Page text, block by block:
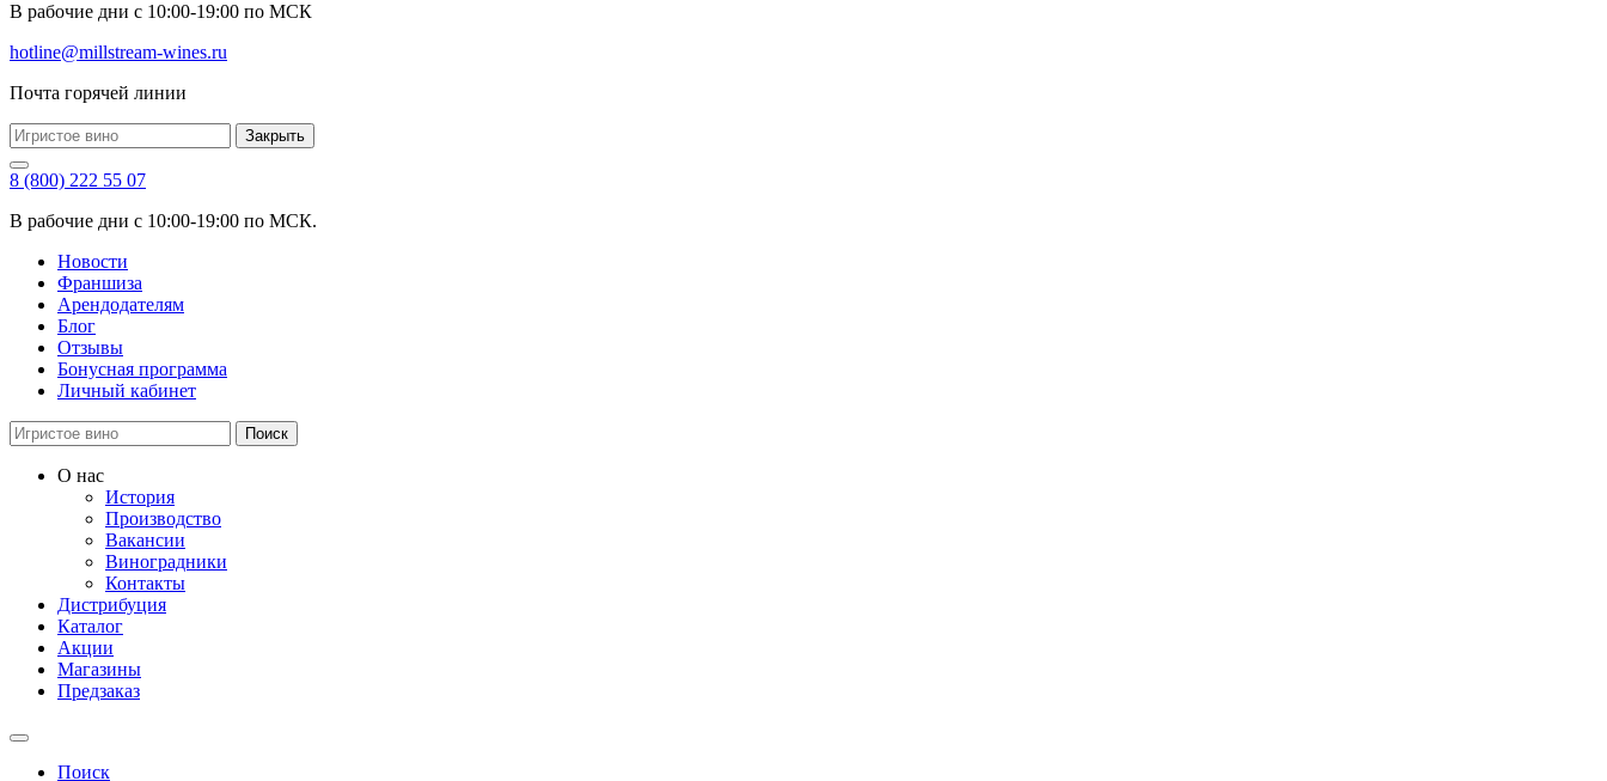
В рабочие дни с 10:00-19:00 по МСК
hotline@millstream-wines.ru
Почта горячей линии
Закрыть
8 (800) 222 55 07
В рабочие дни с 10:00-19:00 по МСК.
Новости
Франшиза
Арендодателям
Блог
Отзывы
Бонусная программа
Личный кабинет
Поиск
О нас
История
Производство
Вакансии
Виноградники
Контакты
Дистрибуция
Каталог
Акции
Магазины
Предзаказ
Поиск